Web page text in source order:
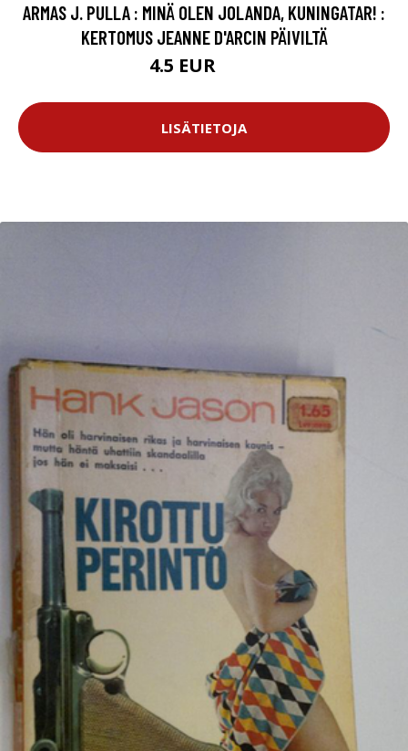
ARMAS J. PULLA : MINÄ OLEN JOLANDA, KUNINGATAR! :
KERTOMUS JEANNE D'ARCIN PÄIVILTÄ
4.5 EUR
LISÄTIETOJA